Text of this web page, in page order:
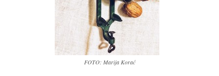
FOTO: Marija Korać